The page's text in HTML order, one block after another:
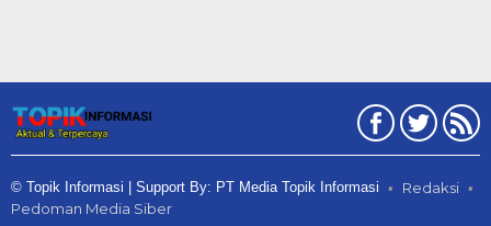
© Topik Informasi | Support By: PT Media Topik Informasi
Redaksi
Pedoman Media Siber